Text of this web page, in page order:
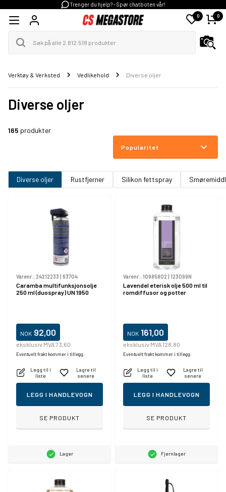
Trenger du hjelp? - Spør chatboten vår!
0 0
Verktøy & Verksted Vedlikehold Diverse oljer
Diverse oljer
165 produkter
Popularitet
Diverse oljer Rustfjerner Silikon fettspray
Varenr.: 24212233 | 63704
Caramba multifunksjonsolje
250 ml (duospray) UN 1950
NOK 92,00
eksklusiv MVA 73,60
Eventuelt frakt kommer i tillegg.
Legg til i
liste
Lagre til
senere
LEGG I HANDLEVOGN
SE PRODUKT
Lager
Varenr.: 10985802 | 123099N
Lavendel eterisk olje 500 ml til
romdiffusor og potter
NOK 161,00
eksklusiv MVA 128,80
Eventuelt frakt kommer i tillegg.
Legg til i
liste
Lagre til
senere
LEGG I HANDLEVOGN
SE PRODUKT
Fjernlager